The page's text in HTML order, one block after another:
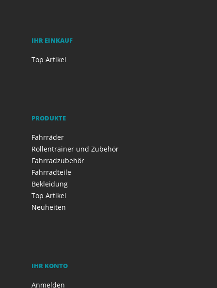
IHR EINKAUF
Top Artikel
PRODUKTE
Fahrräder
Rollentrainer und Zubehör
Fahrradzubehör
Fahrradteile
Bekleidung
Top Artikel
Neuheiten
IHR KONTO
Anmelden